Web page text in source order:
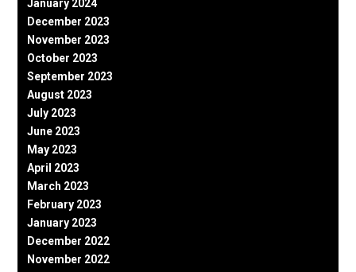
January 2024
December 2023
November 2023
October 2023
September 2023
August 2023
July 2023
June 2023
May 2023
April 2023
March 2023
February 2023
January 2023
December 2022
November 2022